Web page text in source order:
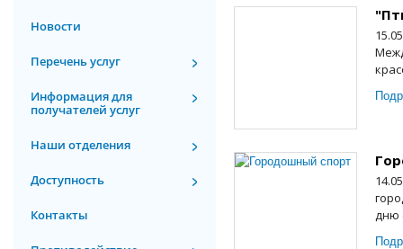
Новости
Перечень услуг
Информация для
получателей услуг
Наши отделения
Доступность
Контакты
дню